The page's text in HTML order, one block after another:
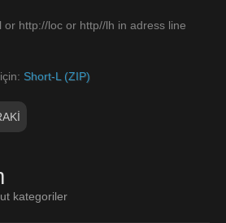
http://loc or http//lh in adress line
Short-L (ZIP)
kategoriler